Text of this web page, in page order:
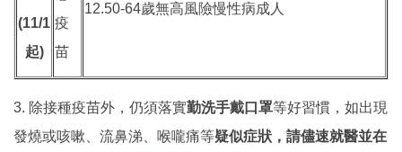
(11/1
起)
疫
苗
12.50-64歲無高風險慢性病成人
3. 除接種疫苗外，仍須落實勤洗手戴口罩等好習慣，如出現
發燒或咳嗽、流鼻涕、喉嚨痛等疑似症狀，請儘速就醫並在